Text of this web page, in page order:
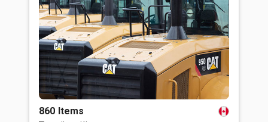
860 Items